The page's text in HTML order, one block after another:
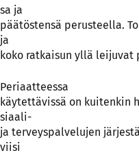
sa ja
pää­tös­ten­sä pe­rus­teel­la.
ja
ko­ko rat­kai­sun yl­lä lei­ju­vat
Pe­ri­aat­tees­sa
käy­tet­tä­vis­sä on kui­ten­kin
siaa­li-
ja ter­veys­pal­ve­lu­jen
vii­si